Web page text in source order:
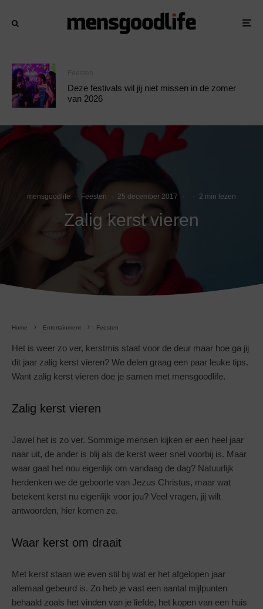
Deze festivals wil jij niet missen in de zomer
van 2026
mensgoodlife · Feesten · 25 december 2017 · · 2 min lezen
Zalig kerst vieren
Home Entertainment Feesten
Het is weer zo ver, kerstmis staat voor de deur maar hoe ga jij
dit jaar zalig kerst vieren? We delen graag een paar leuke tips.
Want zalig kerst vieren doe je samen met mensgoodlife.
Zalig kerst vieren
Jawel het is zo ver. Sommige mensen kijken er een heel jaar
naar uit, de ander is blij als de kerst weer snel voorbij is. Maar
waar gaat het nou eigenlijk om vandaag de dag? Natuurlijk
herdenken we de geboorte van Jezus Christus, maar wat
betekent kerst nu eigenlijk voor jou? Veel vragen, jij wilt
antwoorden, hier komen ze.
Waar kerst om draait
Met kerst staan we even stil bij wat er het afgelopen jaar
allemaal gebeurd is. Zo heb je vast een aantal mijlpunten
behaald zoals het vinden van je liefde, het kopen van een huis